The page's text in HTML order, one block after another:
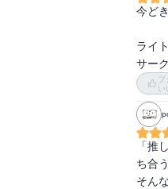
今ど
ライ
サー
ブ
い
「推
ち合
そん